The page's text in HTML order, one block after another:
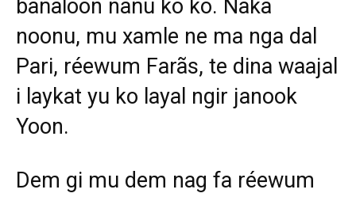
bañaloon nañu ko ko. Naka
noonu, mu xamle ne ma nga dal
Pari, réewum Farãs, te dina waajal
i laykat yu ko layal ngir janook
Yoon.
Dem gi mu dem nag fa réewum